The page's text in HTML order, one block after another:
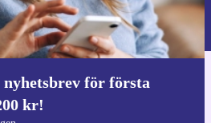
för första
kr!
av personuppgifter finns i vår
ner refurbed appen
och Android